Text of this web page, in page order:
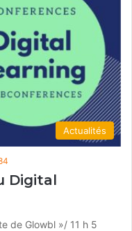
Actualités
Digital
de Glowbl »/ 11 h 5